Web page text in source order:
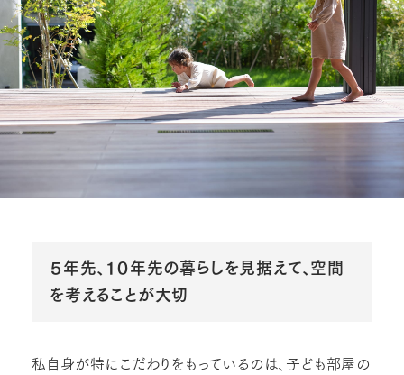
５年先、１０年先の暮らしを見据えて、空間
を考えることが大切
私自身が特にこだわりをもっているのは、子ども部屋の